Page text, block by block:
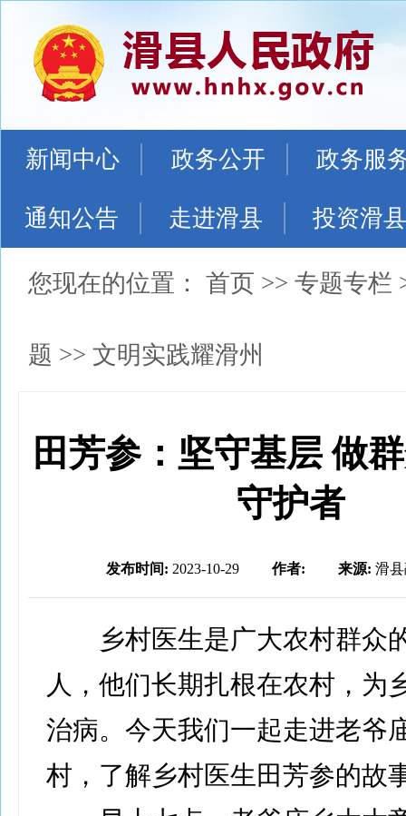
新闻中心 政务公开 政务服
通知公告 走进滑县 投资滑县
您现在的位置： 首页 >> 专题专栏
题 >> 文明实践耀滑州
田芳参：坚守基层 做
守护者
发布时间: 2023-10-29 作者: 来源: 滑
乡村医生是广大农村群众
人，他们长期扎根在农村，为
治病。今天我们一起走进老爷
村，了解乡村医生田芳参的故